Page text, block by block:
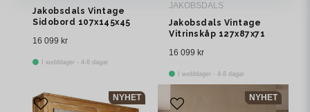
Jakobsdals Vintage
Sidobord 107x145x45
16 099 kr
I webblager - 4-8 dagar
JAKOBSDALS
Jakobsdals Vintage
Vitrinskåp 127x87x71
16 099 kr
I webblager - 4-8 dagar
NYHET NYHET